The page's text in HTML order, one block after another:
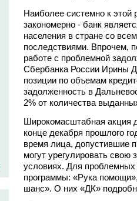
Наиболее системно к
закономерно - банк
населения в стране со
последствиями. Впрочем,
работе с проблемной
Сбербанка России Ирины
позиции по объемам
задолженность в
2% от количества
Широкомасштабная акция
конце декабря прошлого
время лица, допустившие
могут урегулировать
условиях. Для проблемных
программы: «Рука
шанс». О них «ДК»